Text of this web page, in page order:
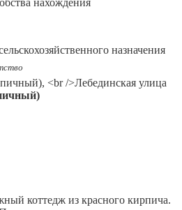
нахождения
назначения
Садоводств
в живописном, тихом от
Садоводство.
бор. Свет по границе
чистится.
коттедж из красного кирпича.